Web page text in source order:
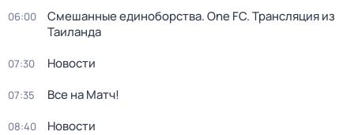
06:00
Смешанные единоборства. One FC. Трансляция из
Таиланда
07:30 Новости
07:35 Все на Матч!
08:40 Новости